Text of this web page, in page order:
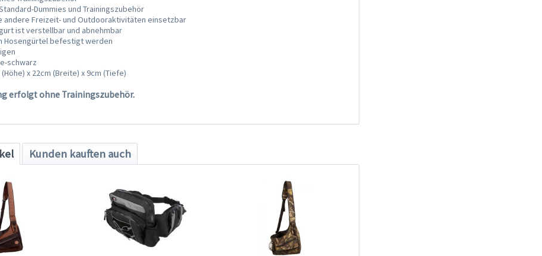
Dummies und Trainingszubehör
andere Freizeit- und Outdooraktivitäten einsetzbar
ist verstellbar und abnehmbar
Hosengürtel befestigt werden
schwarz
(Höhe) x 22cm (Breite) x 9cm (Tiefe)
erfolgt ohne Trainingszubehör.
Kunden kauften auch